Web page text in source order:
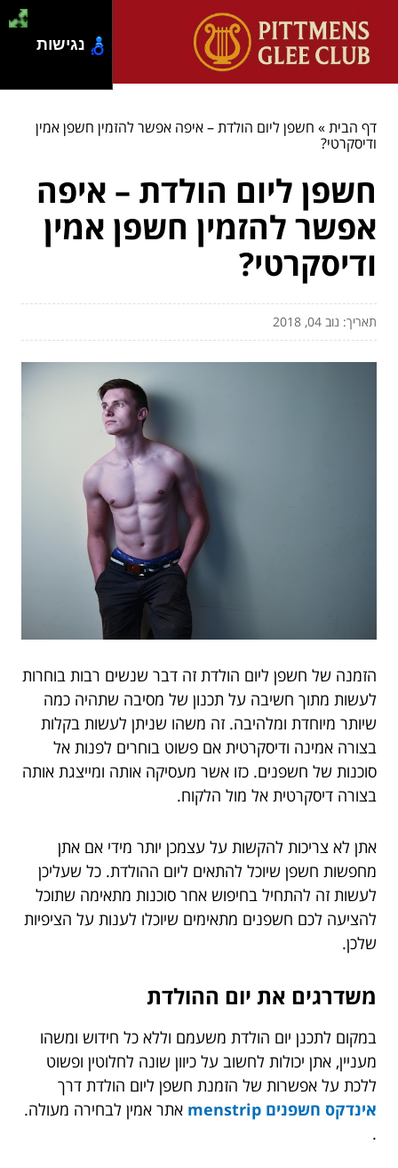
דף הבית» חשפן ליום הולדת – איפה אפשר להזמין חשפן אמין
ודיסקרטי?
חשפן ליום הולדת – איפה
אפשר להזמין חשפן אמין
ודיסקרטי?
תאריך: נוב 04, 2018
הזמנה של חשפן ליום הולדת זה דבר שנשים רבות בוחרות
לעשות מתוך חשיבה על תכנון של מסיבה שתהיה כמה
שיותר מיוחדת ומלהיבה. זה משהו שניתן לעשות בקלות
בצורה אמינה ודיסקרטית אם פשוט בוחרים לפנות אל
סוכנות של חשפנים. כזו אשר מעסיקה אותה ומייצגת אותה
בצורה דיסקרטית אל מול הלקוח.
אתן לא צריכות להקשות על עצמכן יותר מידי אם אתן
מחפשות חשפן שיוכל להתאים ליום ההולדת. כל שעליכן
לעשות זה להתחיל בחיפוש אחר סוכנות מתאימה שתוכל
להציעה לכם חשפנים מתאימים שיוכלו לענות על הציפיות
שלכן.
משדרגים את יום ההולדת
במקום לתכנן יום הולדת משעמם וללא כל חידוש ומשהו
מעניין, אתן יכולות לחשוב על כיוון שונה לחלוטין ופשוט
ללכת על אפשרות של הזמנת חשפן ליום הולדת דרך
אינדקס חשפנים menstrip
אתר אמין לבחירה מעולה.
.
נגישות